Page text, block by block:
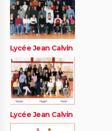
Lycée Jean Calvin
Lycée Jean Calvin